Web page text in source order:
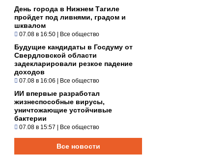
День города в Нижнем Тагиле
пройдет под ливнями, градом и
шквалом
07.08 в 16:50 | Все общество
Будущие кандидаты в Госдуму от
Свердловской области
задекларировали резкое падение
доходов
07.08 в 16:06 | Все общество
ИИ впервые разработал
жизнеспособные вирусы,
уничтожающие устойчивые
бактерии
07.08 в 15:57 | Все общество
Все новости